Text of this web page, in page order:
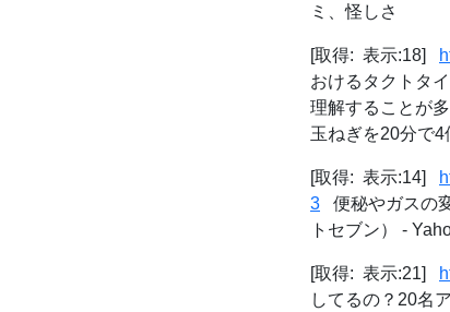
ミ、怪しさ
[取得: 表示:18]
おけるタクトタ
理解することが
玉ねぎを20分で
[取得: 表示:14]
3 便秘やガスの
トセブン） -
[取得: 表示:21]
してるの？20名